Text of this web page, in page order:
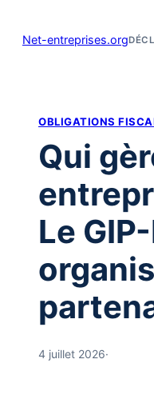
Net-entreprises.org
OBLIGATIONS
Qui
Le
4 juillet 2026·